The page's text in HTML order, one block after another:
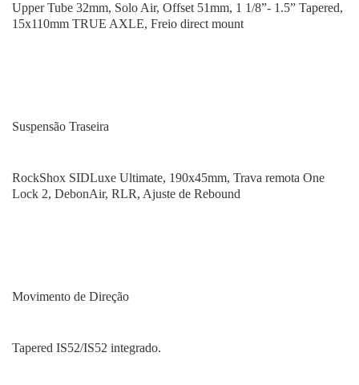
Upper Tube 32mm, Solo Air, Offset 51mm, 1 1/8”- 1.5” Tapered,
15x110mm TRUE AXLE, Freio direct mount
Suspensão Traseira
RockShox SIDLuxe Ultimate, 190x45mm, Trava remota One
Lock 2, DebonAir, RLR, Ajuste de Rebound
Movimento de Direção
Tapered IS52/IS52 integrado.